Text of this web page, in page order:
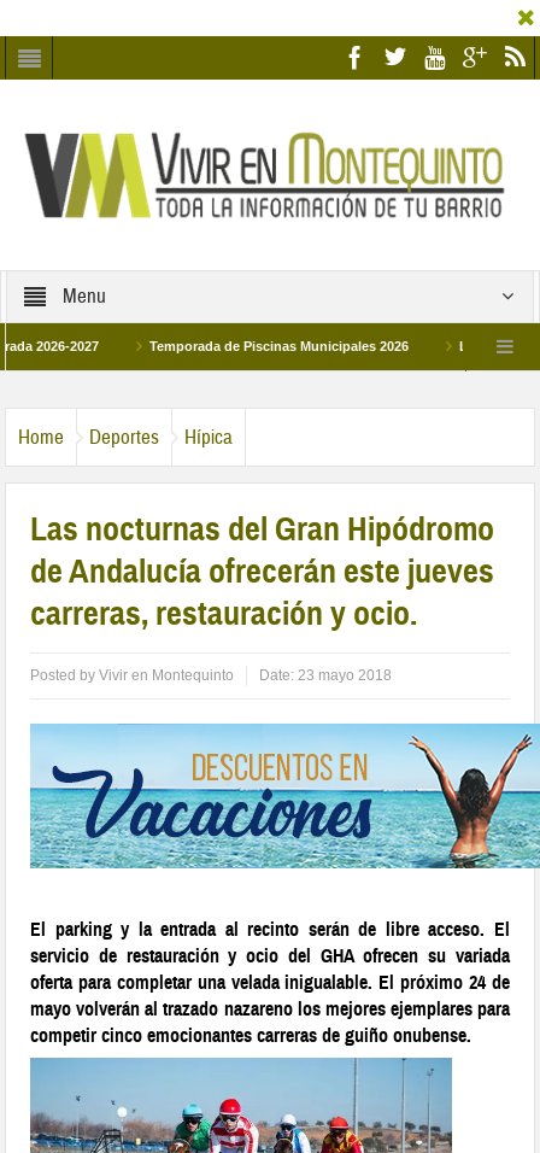
Menu
2027 Temporada de Piscinas Municipales 2026 Los Campus de
Home Deportes Hípica
Las nocturnas del Gran Hipódromo
de Andalucía ofrecerán este jueves
carreras, restauración y ocio.
Posted byVivir en Montequinto Date:23 mayo 2018
El parking y la entrada al recinto serán de libre acceso. El
servicio de restauración y ocio del GHA ofrecen su variada
oferta para completar una velada inigualable. El próximo 24 de
mayo volverán al trazado nazareno los mejores ejemplares para
competir cinco emocionantes carreras de guiño onubense.